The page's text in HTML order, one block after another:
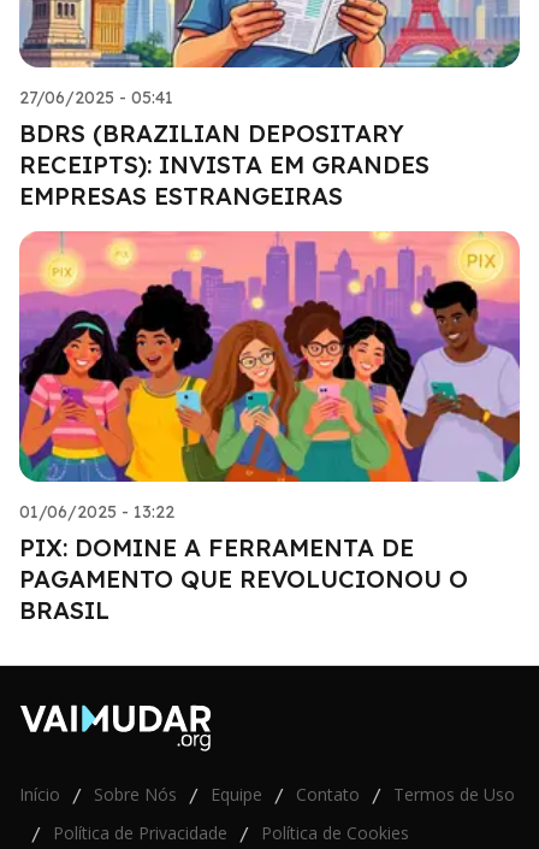
27/06/2025 - 05:41
BDRS (BRAZILIAN DEPOSITARY
RECEIPTS): INVISTA EM GRANDES
EMPRESAS ESTRANGEIRAS
01/06/2025 - 13:22
PIX: DOMINE A FERRAMENTA DE
PAGAMENTO QUE REVOLUCIONOU O
BRASIL
Início / Sobre Nós / Equipe / Contato / Termos de Uso
/ Política de Privacidade / Política de Cookies